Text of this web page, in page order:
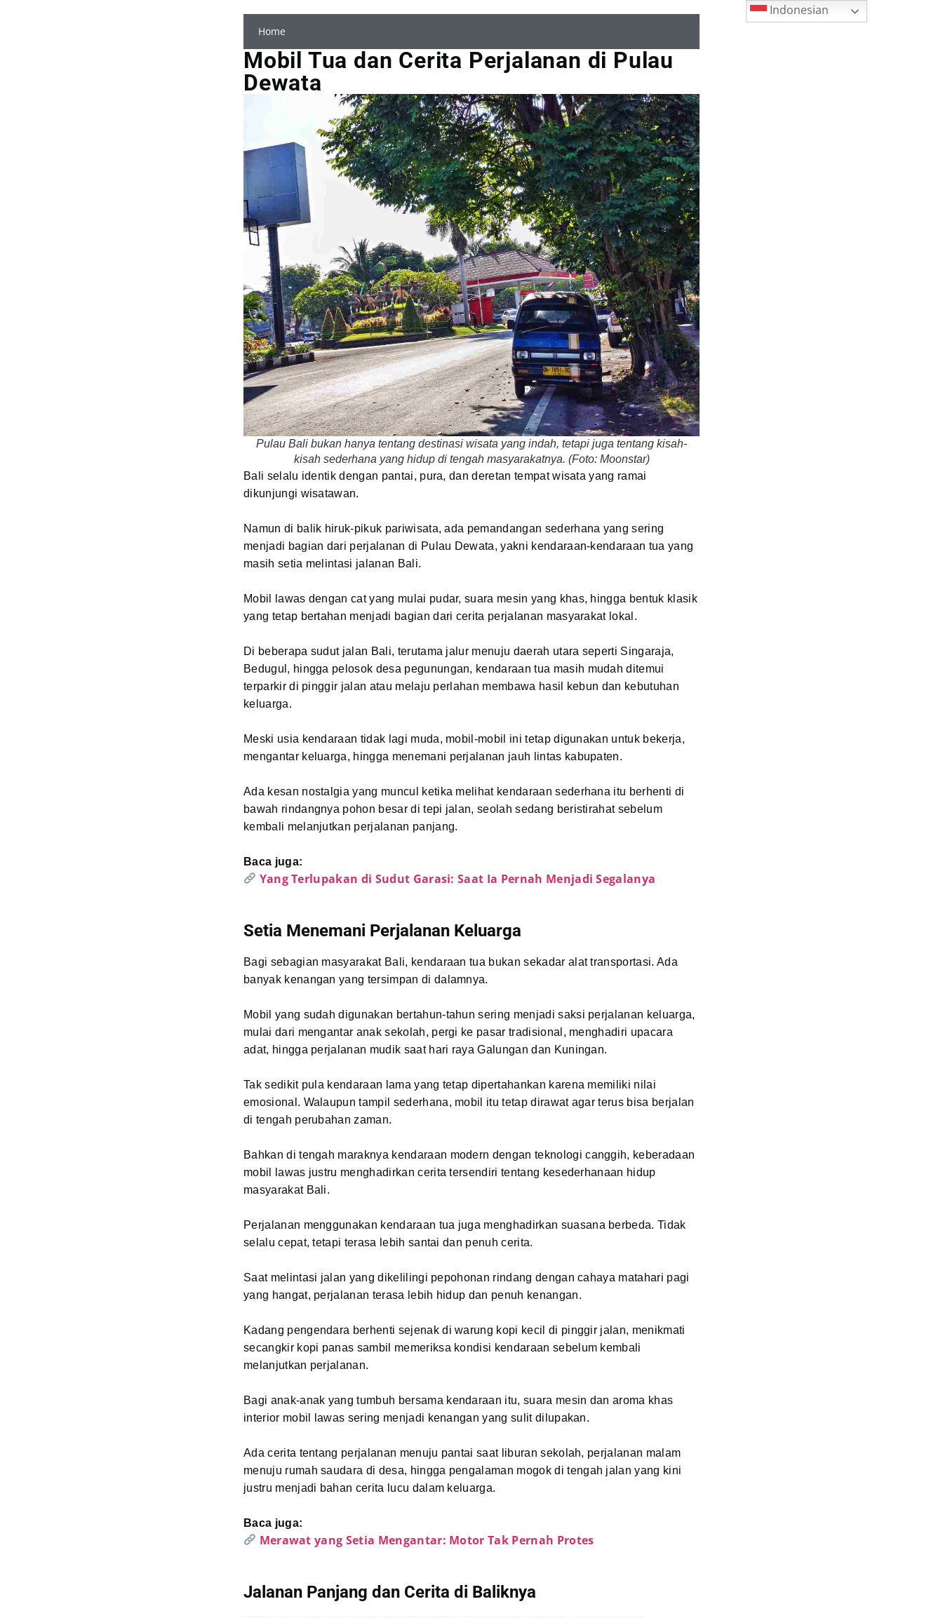
Home
Mobil Tua dan Cerita Perjalanan di Pulau
Dewata
Pulau Bali bukan hanya tentang destinasi wisata yang indah, tetapi juga tentang kisah-
kisah sederhana yang hidup di tengah masyarakatnya. (Foto: Moonstar)
Bali selalu identik dengan pantai, pura, dan deretan tempat wisata yang ramai
dikunjungi wisatawan.
Namun di balik hiruk-pikuk pariwisata, ada pemandangan sederhana yang sering
menjadi bagian dari perjalanan di Pulau Dewata, yakni kendaraan-kendaraan tua yang
masih setia melintasi jalanan Bali.
Mobil lawas dengan cat yang mulai pudar, suara mesin yang khas, hingga bentuk klasik
yang tetap bertahan menjadi bagian dari cerita perjalanan masyarakat lokal.
Di beberapa sudut jalan Bali, terutama jalur menuju daerah utara seperti Singaraja,
Bedugul, hingga pelosok desa pegunungan, kendaraan tua masih mudah ditemui
terparkir di pinggir jalan atau melaju perlahan membawa hasil kebun dan kebutuhan
keluarga.
Meski usia kendaraan tidak lagi muda, mobil-mobil ini tetap digunakan untuk bekerja,
mengantar keluarga, hingga menemani perjalanan jauh lintas kabupaten.
Ada kesan nostalgia yang muncul ketika melihat kendaraan sederhana itu berhenti di
bawah rindangnya pohon besar di tepi jalan, seolah sedang beristirahat sebelum
kembali melanjutkan perjalanan panjang.
Baca juga:
Yang Terlupakan di Sudut Garasi: Saat Ia Pernah Menjadi Segalanya
Setia Menemani Perjalanan Keluarga
Bagi sebagian masyarakat Bali, kendaraan tua bukan sekadar alat transportasi. Ada
banyak kenangan yang tersimpan di dalamnya.
Mobil yang sudah digunakan bertahun-tahun sering menjadi saksi perjalanan keluarga,
mulai dari mengantar anak sekolah, pergi ke pasar tradisional, menghadiri upacara
adat, hingga perjalanan mudik saat hari raya Galungan dan Kuningan.
Tak sedikit pula kendaraan lama yang tetap dipertahankan karena memiliki nilai
emosional. Walaupun tampil sederhana, mobil itu tetap dirawat agar terus bisa berjalan
di tengah perubahan zaman.
Bahkan di tengah maraknya kendaraan modern dengan teknologi canggih, keberadaan
mobil lawas justru menghadirkan cerita tersendiri tentang kesederhanaan hidup
masyarakat Bali.
Perjalanan menggunakan kendaraan tua juga menghadirkan suasana berbeda. Tidak
selalu cepat, tetapi terasa lebih santai dan penuh cerita.
Saat melintasi jalan yang dikelilingi pepohonan rindang dengan cahaya matahari pagi
yang hangat, perjalanan terasa lebih hidup dan penuh kenangan.
Kadang pengendara berhenti sejenak di warung kopi kecil di pinggir jalan, menikmati
secangkir kopi panas sambil memeriksa kondisi kendaraan sebelum kembali
melanjutkan perjalanan.
Bagi anak-anak yang tumbuh bersama kendaraan itu, suara mesin dan aroma khas
interior mobil lawas sering menjadi kenangan yang sulit dilupakan.
Ada cerita tentang perjalanan menuju pantai saat liburan sekolah, perjalanan malam
menuju rumah saudara di desa, hingga pengalaman mogok di tengah jalan yang kini
justru menjadi bahan cerita lucu dalam keluarga.
Baca juga:
Merawat yang Setia Mengantar: Motor Tak Pernah Protes
Jalanan Panjang dan Cerita di Baliknya
Indonesian